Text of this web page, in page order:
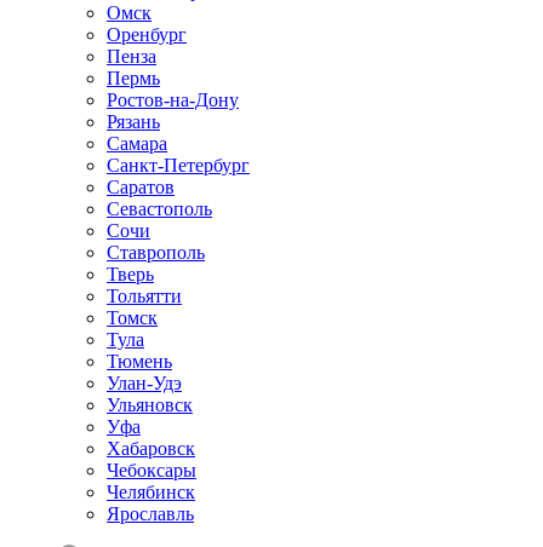
Омск
Оренбург
Пенза
Пермь
Ростов-на-Дону
Рязань
Самара
Санкт-Петербург
Саратов
Севастополь
Сочи
Ставрополь
Тверь
Тольятти
Томск
Тула
Тюмень
Улан-Удэ
Ульяновск
Уфа
Хабаровск
Чебоксары
Челябинск
Ярославль